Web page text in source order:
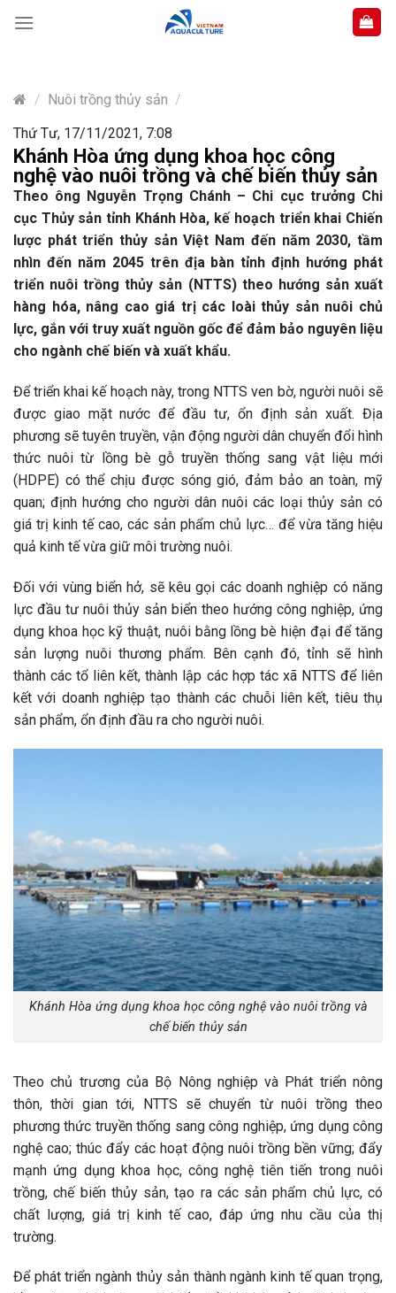
content
/ Nuôi trồng thủy sản /
Thứ Tư, 17/11/2021, 7:08
Khánh Hòa ứng dụng khoa học công
nghệ vào nuôi trồng và chế biến thủy sản
Theo ông Nguyễn Trọng Chánh – Chi cục trưởng Chi
cục Thủy sản tỉnh Khánh Hòa, kế hoạch triển khai Chiến
lược phát triển thủy sản Việt Nam đến năm 2030, tầm
nhìn đến năm 2045 trên địa bàn tỉnh định hướng phát
triển nuôi trồng thủy sản (NTTS) theo hướng sản xuất
hàng hóa, nâng cao giá trị các loài thủy sản nuôi chủ
lực, gắn với truy xuất nguồn gốc để đảm bảo nguyên liệu
cho ngành chế biến và xuất khẩu.
Để triển khai kế hoạch này, trong NTTS ven bờ, người nuôi sẽ
được giao mặt nước để đầu tư, ổn định sản xuất. Địa
phương sẽ tuyên truyền, vận động người dân chuyển đổi hình
thức nuôi từ lồng bè gỗ truyền thống sang vật liệu mới
(HDPE) có thể chịu được sóng gió, đảm bảo an toàn, mỹ
quan; định hướng cho người dân nuôi các loại thủy sản có
giá trị kinh tế cao, các sản phẩm chủ lực… để vừa tăng hiệu
quả kinh tế vừa giữ môi trường nuôi.
Đối với vùng biển hở, sẽ kêu gọi các doanh nghiệp có năng
lực đầu tư nuôi thủy sản biển theo hướng công nghiệp, ứng
dụng khoa học kỹ thuật, nuôi bằng lồng bè hiện đại để tăng
sản lượng nuôi thương phẩm. Bên cạnh đó, tỉnh sẽ hình
thành các tổ liên kết, thành lập các hợp tác xã NTTS để liên
kết với doanh nghiệp tạo thành các chuỗi liên kết, tiêu thụ
sản phẩm, ổn định đầu ra cho người nuôi.
Khánh Hòa ứng dụng khoa học công nghệ vào nuôi trồng và
chế biến thủy sản
Theo chủ trương của Bộ Nông nghiệp và Phát triển nông
thôn, thời gian tới, NTTS sẽ chuyển từ nuôi trồng theo
phương thức truyền thống sang công nghiệp, ứng dụng công
nghệ cao; thúc đẩy các hoạt động nuôi trồng bền vững; đẩy
mạnh ứng dụng khoa học, công nghệ tiên tiến trong nuôi
trồng, chế biến thủy sản, tạo ra các sản phẩm chủ lực, có
chất lượng, giá trị kinh tế cao, đáp ứng nhu cầu của thị
trường.
Để phát triển ngành thủy sản thành ngành kinh tế quan trọng,